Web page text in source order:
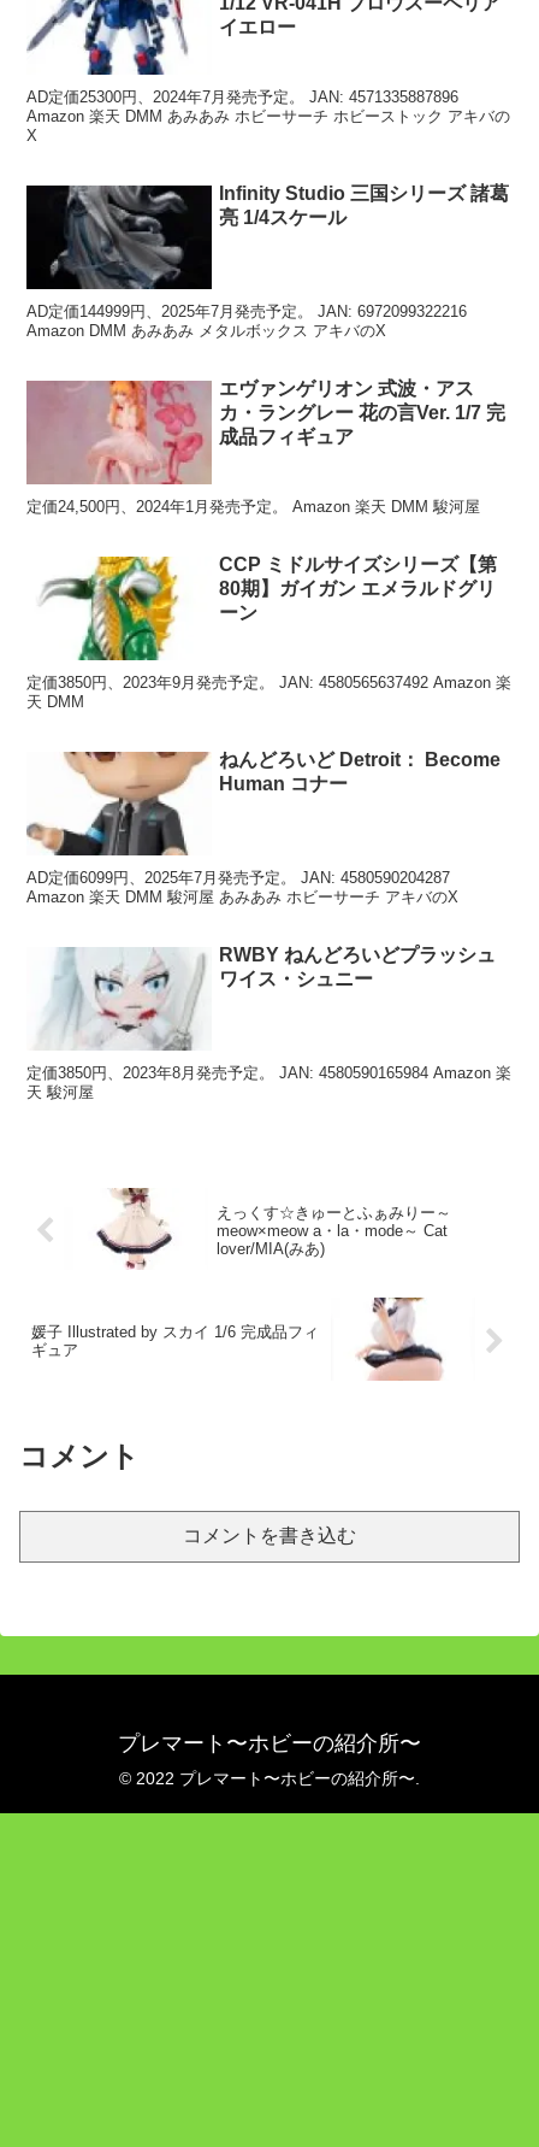
イエロー
AD定価25300円、2024年7月発売予定。 JAN: 4571335887896
Amazon 楽天 DMM あみあみ ホビーサーチ ホビーストック アキバの
X
Infinity Studio 三国シリーズ 諸葛
亮 1/4スケール
AD定価144999円、2025年7月発売予定。 JAN: 6972099322216
Amazon DMM あみあみ メタルボックス アキバのX
エヴァンゲリオン 式波・アス
カ・ラングレー 花の言Ver. 1/7 完
成品フィギュア
定価24,500円、2024年1月発売予定。 Amazon 楽天 DMM 駿河屋
CCP ミドルサイズシリーズ【第
80期】ガイガン エメラルドグリ
ーン
定価3850円、2023年9月発売予定。 JAN: 4580565637492 Amazon 楽
天 DMM
ねんどろいど Detroit： Become
Human コナー
AD定価6099円、2025年7月発売予定。 JAN: 4580590204287
Amazon 楽天 DMM 駿河屋 あみあみ ホビーサーチ アキバのX
RWBY ねんどろいどプラッシュ
ワイス・シュニー
定価3850円、2023年8月発売予定。 JAN: 4580590165984 Amazon 楽
天 駿河屋
えっくす☆きゅーとふぁみりー～
meow×meow a・la・mode～ Cat
lover/MIA(みあ)
媛子 Illustrated by スカイ 1/6 完成品フィ
ギュア
コメント
コメントを書き込む
プレマート〜ホビーの紹介所〜
© 2022 プレマート〜ホビーの紹介所〜.